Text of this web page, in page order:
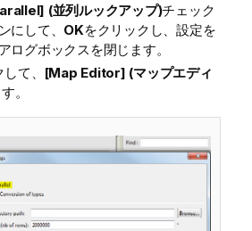
(並列ルックアップ)チェック
にして、 OKをクリックし、設定を
ログボックスを閉じます。
て、 [Map Editor] (マップエディ
。